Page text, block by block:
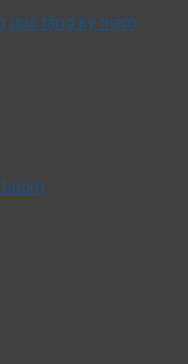
quà tặng kỷ niệm